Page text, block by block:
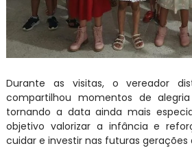
Durante as visitas, o vereador
compartilhou momentos de
tornando a data ainda mais
objetivo valorizar a infância e
cuidar e investir nas futuras gerações